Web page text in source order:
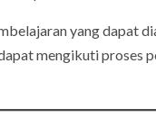
yang dapat
mengikuti proses